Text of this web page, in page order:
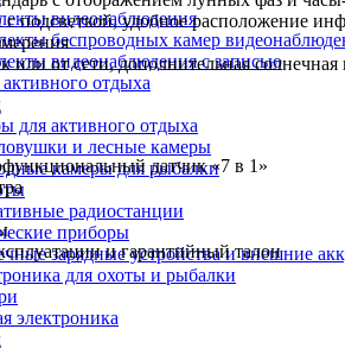
видеонаблюдения
беспроводных камер
видеонаблюдения с записью
отдыха
для активного отдыха
и лесные камеры
камеры для рыбалки
радиостанции
приборы
зарядные устройства и внешние
для охоты и рыбалки
электроника
подсветкой, удобное расположение
или от сети, дополнительная
датчик «7 в 1»
и гарантийный талон